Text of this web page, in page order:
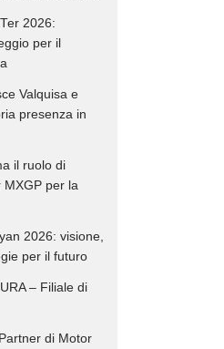
2026:
per il
Valquisa e
presenza in
il ruolo di
MXGP per la
2026: visione,
per il futuro
– Filiale di
di Motor